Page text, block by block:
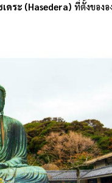
ดระ (Hasedera) ที่ตั้งของ